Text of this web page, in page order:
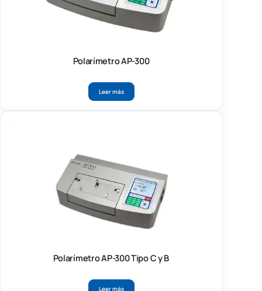
Polarímetro AP-300
Leer más
Polarímetro AP-300 Tipo C y B
Leer más